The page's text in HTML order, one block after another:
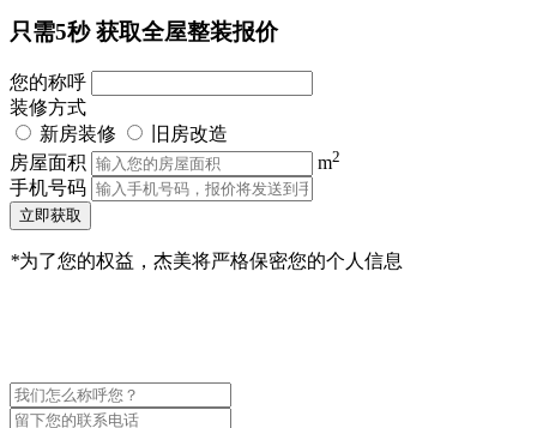
只需5秒获取全屋整装报价
您的称呼
装修方式
新房装修
旧房改造
房屋面积
m2
手机号码
立即获取
*为了您的权益，杰美将严格保密您的个人信息